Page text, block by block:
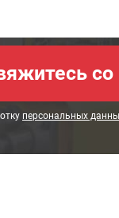
персональных